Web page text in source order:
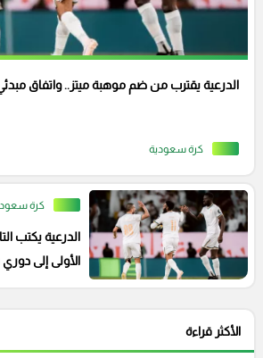
كرة سعودية
الدرعية يقترب من ضم موهبة ميتز.. واتفاق مبدئي مقابل 7
كرة
الدرعية يكتب
الأولى إلى
الأكثر قراءة